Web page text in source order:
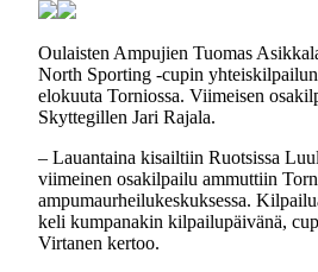
Oulaisten Ampujien Tuomas
North Sporting -cupin
elokuuta Torniossa. Viimeisen
Skyttegillen Jari Rajala.
– Lauantaina kisailtiin Ruotsissa
viimeinen osakilpailu ammuttiin
ampumaurheilukeskuksessa.
keli kumpanakin kilpailupäivänä,
Virtanen kertoo.